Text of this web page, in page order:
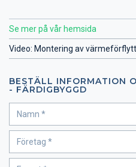
Se mer på vår hemsida
Video: Montering av
BESTÄLL INFORMATION
- FÄRDIGBYGGD